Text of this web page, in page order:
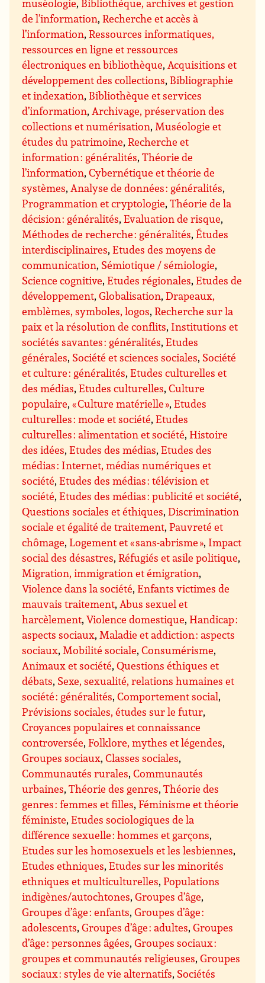
muséologie, Bibliothèque, archives et gestion
de l’information,Recherche et accès à
l’information,Ressources informatiques,
ressources en ligne et ressources
électroniques en bibliothèque,Acquisitions et
développement des collections, Bibliographie
et indexation, Bibliothèque et services
d’information,Archivage, préservation des
collections et numérisation,Muséologie et
études du patrimoine,Recherche et
information : généralités,Théorie de
l’information,Cybernétique et théorie de
systèmes,Analyse de données : généralités,
Programmation et cryptologie,Théorie de la
décision : généralités,Evaluation de risque,
Méthodes de recherche : généralités,Études
interdisciplinaires,Etudes des moyens de
communication, Sémiotique / sémiologie,
Science cognitive,Etudes régionales,Etudes de
développement,Globalisation,Drapeaux,
emblèmes, symboles, logos,Recherche sur la
paix et la résolution de conflits, Institutions et
sociétés savantes : généralités,Etudes
générales, Société et sciences sociales, Société
et culture : généralités,Etudes culturelles et
des médias,Etudes culturelles,Culture
populaire,« Culture matérielle »,Etudes
culturelles : mode et société,Etudes
culturelles : alimentation et société,Histoire
des idées,Etudes des médias,Etudes des
médias : Internet, médias numériques et
société,Etudes des médias : télévision et
société,Etudes des médias : publicité et société,
Questions sociales et éthiques,Discrimination
sociale et égalité de traitement,Pauvreté et
chômage,Logement et « sans-abrisme », Impact
social des désastres,Réfugiés et asile politique,
Migration, immigration et émigration,
Violence dans la société,Enfants victimes de
mauvais traitement,Abus sexuel et
harcèlement,Violence domestique,Handicap :
aspects sociaux,Maladie et addiction : aspects
sociaux,Mobilité sociale,Consumérisme,
Animaux et société,Questions éthiques et
débats, Sexe, sexualité, relations humaines et
société : généralités,Comportement social,
Prévisions sociales, études sur le futur,
Croyances populaires et connaissance
controversée,Folklore, mythes et légendes,
Groupes sociaux,Classes sociales,
Communautés rurales,Communautés
urbaines,Théorie des genres,Théorie des
genres : femmes et filles,Féminisme et théorie
féministe,Etudes sociologiques de la
différence sexuelle : hommes et garçons,
Etudes sur les homosexuels et les lesbiennes,
Etudes ethniques,Etudes sur les minorités
ethniques et multiculturelles,Populations
indigènes/autochtones,Groupes d’âge,
Groupes d’âge : enfants,Groupes d’âge :
adolescents,Groupes d’âge : adultes,Groupes
d’âge : personnes âgées,Groupes sociaux :
groupes et communautés religieuses,Groupes
sociaux : styles de vie alternatifs, Sociétés